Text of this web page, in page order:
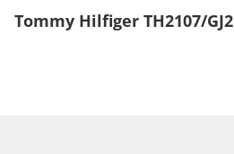
Tommy Hilfiger TH2107/GJ2